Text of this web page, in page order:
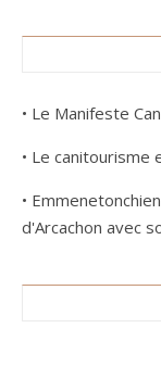
• Le Manifeste
• Le canitourisme
•
d'Arcachon avec